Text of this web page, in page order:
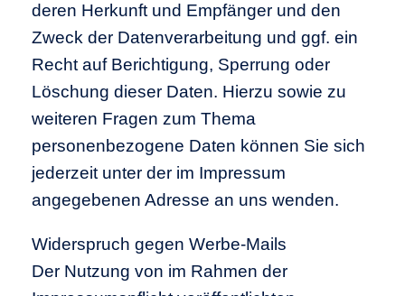
deren Herkunft und Empfänger und den
Zweck der Datenverarbeitung und ggf. ein
Recht auf Berichtigung, Sperrung oder
Löschung dieser Daten. Hierzu sowie zu
weiteren Fragen zum Thema
personenbezogene Daten können Sie sich
jederzeit unter der im Impressum
angegebenen Adresse an uns wenden.
Widerspruch gegen Werbe-Mails
Der Nutzung von im Rahmen der